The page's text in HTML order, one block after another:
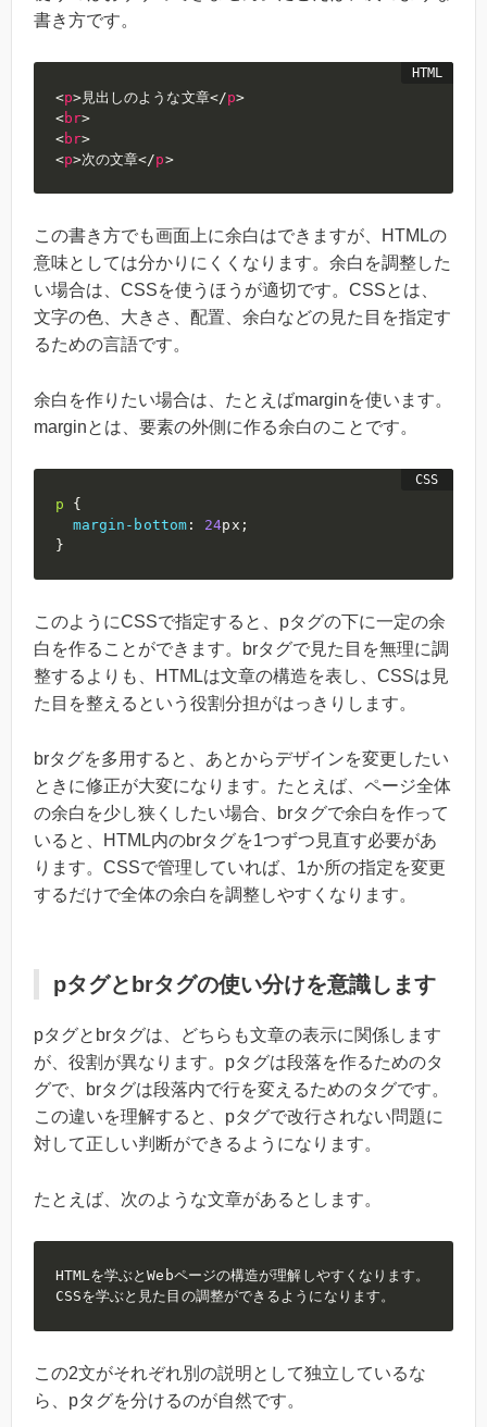
書き方です。
<p>見出しのような文章</p>
<br>
<br>
<p>次の文章</p>
この書き方でも画面上に余白はできますが、HTMLの
意味としては分かりにくくなります。余白を調整した
い場合は、CSSを使うほうが適切です。CSSとは、
文字の色、大きさ、配置、余白などの見た目を指定す
るための言語です。
余白を作りたい場合は、たとえばmarginを使います。
marginとは、要素の外側に作る余白のことです。
p
{
margin-bottom : 24px ;
}
このようにCSSで指定すると、pタグの下に一定の余
白を作ることができます。brタグで見た目を無理に調
整するよりも、HTMLは文章の構造を表し、CSSは見
た目を整えるという役割分担がはっきりします。
brタグを多用すると、あとからデザインを変更したい
ときに修正が大変になります。たとえば、ページ全体
の余白を少し狭くしたい場合、brタグで余白を作って
いると、HTML内のbrタグを1つずつ見直す必要があ
ります。CSSで管理していれば、1か所の指定を変更
するだけで全体の余白を調整しやすくなります。
pタグとbrタグの使い分けを意識します
pタグとbrタグは、どちらも文章の表示に関係します
が、役割が異なります。pタグは段落を作るためのタ
グで、brタグは段落内で行を変えるためのタグです。
この違いを理解すると、pタグで改行されない問題に
対して正しい判断ができるようになります。
たとえば、次のような文章があるとします。
HTMLを学ぶとWebページの構造が理解しやすくなります。
CSSを学ぶと見た目の調整ができるようになります。
この2文がそれぞれ別の説明として独立しているな
ら、pタグを分けるのが自然です。